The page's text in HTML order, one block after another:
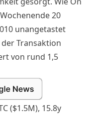
20
unangetastet
Transaktion
von rund 1,5
($1.5M), 15.8y